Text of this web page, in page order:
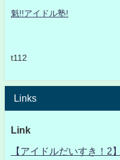
魁!!アイドル塾!
t112
Links
Link
【アイドルだいすき！2